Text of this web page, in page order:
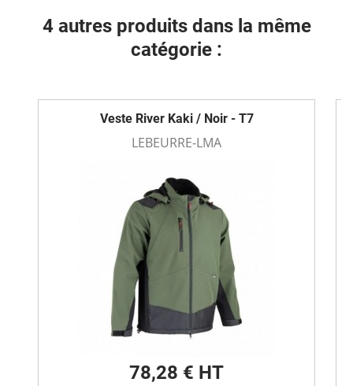
4 autres produits dans la même
catégorie :
Veste River Kaki / Noir - T7
LEBEURRE-LMA
78,28 € HT